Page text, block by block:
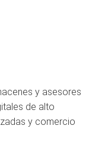
y asesores
de alto
y comercio